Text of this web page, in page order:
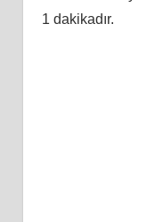
1 dakikadır.